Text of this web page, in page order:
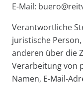
E-Mail:
Verantwortliche
juristische
anderen über die
Verarbeitung von
Namen, E-Mail-